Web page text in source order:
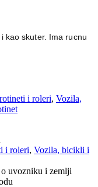
kao skuter. Ima rucnu
i roleri, Vozila,
i roleri, Vozila, bicikli i
o uvozniku i zemlji